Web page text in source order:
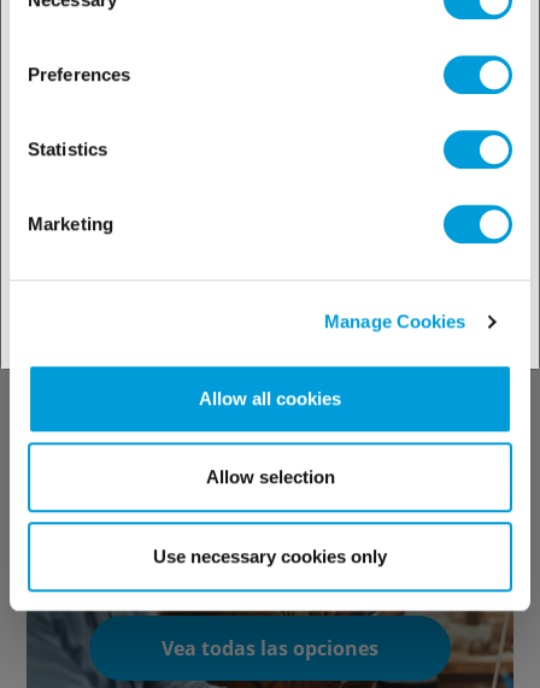
Preferences
Statistics
Marketing
Manage Cookies
Allow all cookies
Allow selection
Use necessary cookies only
productos
Conozca nuestro
soporte técnico
Vea todas las opciones